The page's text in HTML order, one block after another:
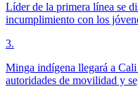
Líder de la primera línea se
incumplimiento con los
3.
Minga indígena llegará a Cali
autoridades de movilidad y